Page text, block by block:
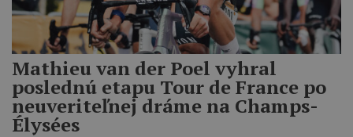
Mathieu van der Poel vyhral
poslednú etapu Tour de France po
neuveriteľnej dráme na Champs-
Élysées